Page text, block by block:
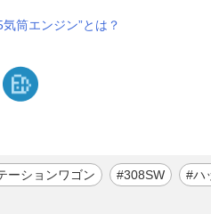
筒エンジン”とは？
ーションワゴン #308SW #ハ